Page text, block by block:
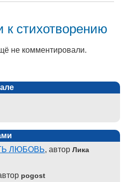
к стихотворению
не комментировали.
ЛЮБОВЬ, автор Лика
pogost